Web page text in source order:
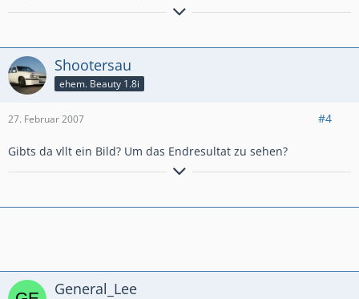
Der E-Type
...Riders on the Storm
Shootersau
ehem. Beauty 1.8i
27. Februar 2007 #4
Gibts da vllt ein Bild? Um das Endresultat zu sehen?
Dr Schwôb, der wird mit vierzga gscheit, die andre net en
General_Lee